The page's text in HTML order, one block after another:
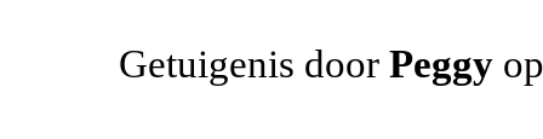
Getuigenis door Peggy